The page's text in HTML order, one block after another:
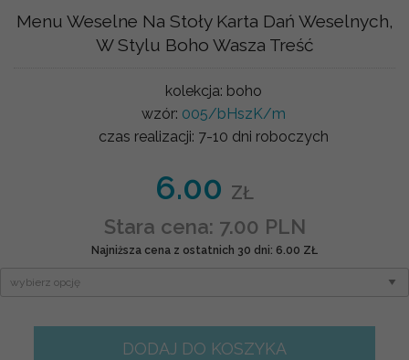
Menu Weselne Na Stoły Karta Dań Weselnych,
W Stylu Boho Wasza Treść
kolekcja: boho
wzór: 005/bHszK/m
czas realizacji: 7-10 dni roboczych
6.00 ZŁ
Stara cena: 7.00 PLN
Najniższa cena z ostatnich 30 dni: 6.00 ZŁ
DODAJ DO KOSZYKA